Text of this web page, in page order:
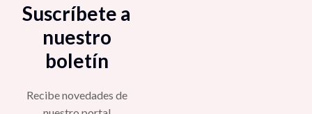
Suscríbete a
nuestro
boletín
Recibe novedades de